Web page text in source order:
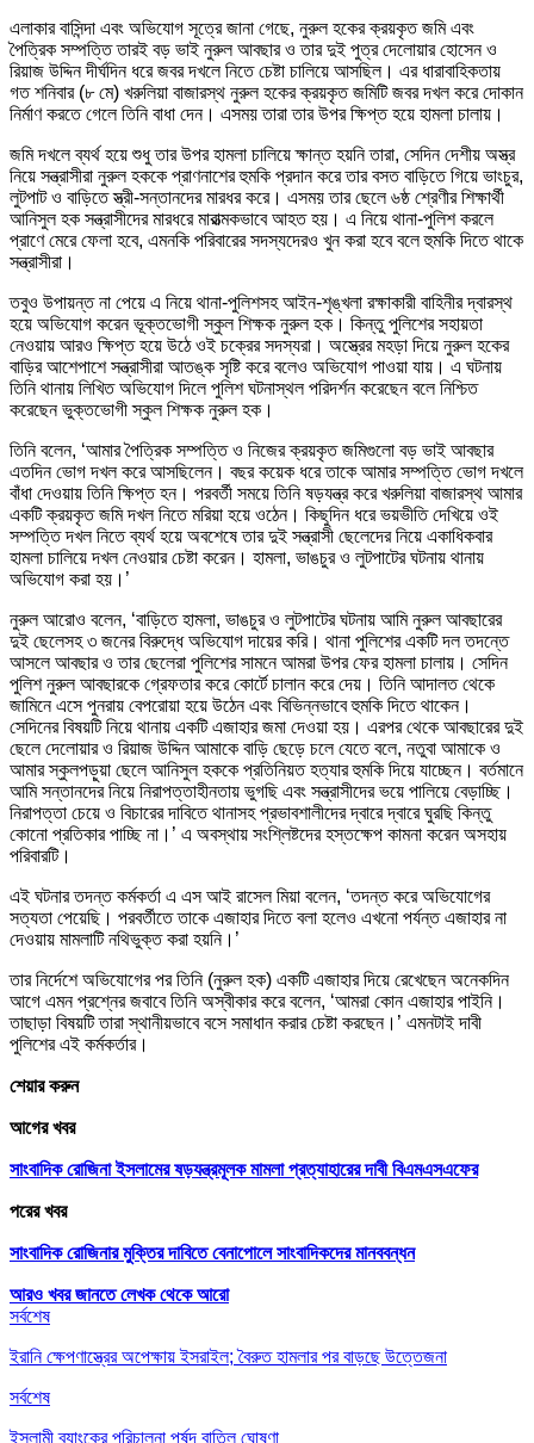
এলাকার বাসিন্দা এবং অভিযোগ সূত্রে জানা গেছে, নুরুল হকের ক্রয়কৃত জমি এবং
পৈত্রিক সম্পত্তি তারই বড় ভাই নুরুল আবছার ও তার দুই পুত্র দেলোয়ার হোসেন ও
রিয়াজ উদ্দিন দীর্ঘদিন ধরে জবর দখলে নিতে চেষ্টা চালিয়ে আসছিল। এর ধারাবাহিকতায়
গত শনিবার (৮ মে) খরুলিয়া বাজারস্থ নুরুল হকের ক্রয়কৃত জমিটি জবর দখল করে দোকান
নির্মাণ করতে গেলে তিনি বাধা দেন। এসময় তারা তার উপর ক্ষিপ্ত হয়ে হামলা চালায়।
জমি দখলে ব্যর্থ হয়ে শুধু তার উপর হামলা চালিয়ে ক্ষান্ত হয়নি তারা, সেদিন দেশীয় অস্ত্র
নিয়ে সন্ত্রাসীরা নুরুল হককে প্রাণনাশের হুমকি প্রদান করে তার বসত বাড়িতে গিয়ে ভাংচুর,
লুটপাট ও বাড়িতে স্ত্রী-সন্তানদের মারধর করে। এসময় তার ছেলে ৬ষ্ঠ শ্রেণীর শিক্ষার্থী
আনিসুল হক সন্ত্রাসীদের মারধরে মারাত্মকভাবে আহত হয়। এ নিয়ে থানা-পুলিশ করলে
প্রাণে মেরে ফেলা হবে, এমনকি পরিবারের সদস্যদেরও খুন করা হবে বলে হুমকি দিতে থাকে
সন্ত্রাসীরা।
তবুও উপায়ন্ত না পেয়ে এ নিয়ে থানা-পুলিশসহ আইন-শৃঙ্খলা রক্ষাকারী বাহিনীর দ্বারস্থ
হয়ে অভিযোগ করেন ভূক্তভোগী স্কুল শিক্ষক নুরুল হক। কিন্তু পুলিশের সহায়তা
নেওয়ায় আরও ক্ষিপ্ত হয়ে উঠে ওই চক্রের সদস্যরা। অস্ত্রের মহড়া দিয়ে নুরুল হকের
বাড়ির আশেপাশে সন্ত্রাসীরা আতঙ্ক সৃষ্টি করে বলেও অভিযোগ পাওয়া যায়। এ ঘটনায়
তিনি থানায় লিখিত অভিযোগ দিলে পুলিশ ঘটনাস্থল পরিদর্শন করেছেন বলে নিশ্চিত
করেছেন ভুক্তভোগী স্কুল শিক্ষক নুরুল হক।
তিনি বলেন, ‘আমার পৈত্রিক সম্পত্তি ও নিজের ক্রয়কৃত জমিগুলো বড় ভাই আবছার
এতদিন ভোগ দখল করে আসছিলেন। বছর কয়েক ধরে তাকে আমার সম্পত্তি ভোগ দখলে
বাঁধা দেওয়ায় তিনি ক্ষিপ্ত হন। পরবর্তী সময়ে তিনি ষড়যন্ত্র করে খরুলিয়া বাজারস্থ আমার
একটি ক্রয়কৃত জমি দখল নিতে মরিয়া হয়ে ওঠেন। কিছুদিন ধরে ভয়ভীতি দেখিয়ে ওই
সম্পত্তি দখল নিতে ব্যর্থ হয়ে অবশেষে তার দুই সন্ত্রাসী ছেলেদের নিয়ে একাধিকবার
হামলা চালিয়ে দখল নেওয়ার চেষ্টা করেন। হামলা, ভাঙচুর ও লুটপাটের ঘটনায় থানায়
অভিযোগ করা হয়।’
নুরুল আরোও বলেন, ‘বাড়িতে হামলা, ভাঙচুর ও লুটপাটের ঘটনায় আমি নুরুল আবছারের
দুই ছেলেসহ ৩ জনের বিরুদ্ধে অভিযোগ দায়ের করি। থানা পুলিশের একটি দল তদন্তে
আসলে আবছার ও তার ছেলেরা পুলিশের সামনে আমরা উপর ফের হামলা চালায়। সেদিন
পুলিশ নুরুল আবছারকে গ্রেফতার করে কোর্টে চালান করে দেয়। তিনি আদালত থেকে
জামিনে এসে পুনরায় বেপরোয়া হয়ে উঠেন এবং বিভিন্নভাবে হুমকি দিতে থাকেন।
সেদিনের বিষয়টি নিয়ে থানায় একটি এজাহার জমা দেওয়া হয়। এরপর থেকে আবছারের দুই
ছেলে দেলোয়ার ও রিয়াজ উদ্দিন আমাকে বাড়ি ছেড়ে চলে যেতে বলে, নতুবা আমাকে ও
আমার স্কুলপড়ুয়া ছেলে আনিসুল হককে প্রতিনিয়ত হত্যার হুমকি দিয়ে যাচ্ছেন। বর্তমানে
আমি সন্তানদের নিয়ে নিরাপত্তাহীনতায় ভুগছি এবং সন্ত্রাসীদের ভয়ে পালিয়ে বেড়াচ্ছি।
নিরাপত্তা চেয়ে ও বিচারের দাবিতে থানাসহ প্রভাবশালীদের দ্বারে দ্বারে ঘুরছি কিন্তু
কোনো প্রতিকার পাচ্ছি না।’ এ অবস্থায় সংশ্লিষ্টদের হস্তক্ষেপ কামনা করেন অসহায়
পরিবারটি।
এই ঘটনার তদন্ত কর্মকর্তা এ এস আই রাসেল মিয়া বলেন, ‘তদন্ত করে অভিযোগের
সত্যতা পেয়েছি। পরবর্তীতে তাকে এজাহার দিতে বলা হলেও এখনো পর্যন্ত এজাহার না
দেওয়ায় মামলাটি নথিভুক্ত করা হয়নি।’
তার নির্দেশে অভিযোগের পর তিনি (নুরুল হক) একটি এজাহার দিয়ে রেখেছেন অনেকদিন
আগে এমন প্রশ্নের জবাবে তিনি অস্বীকার করে বলেন, ‘আমরা কোন এজাহার পাইনি।
তাছাড়া বিষয়টি তারা স্থানীয়ভাবে বসে সমাধান করার চেষ্টা করছেন।’ এমনটাই দাবী
পুলিশের এই কর্মকর্তার।
শেয়ার করুন
আগের খবর
সাংবাদিক রোজিনা ইসলামের ষড়যন্ত্রমূলক মামলা প্রত্যাহারের দাবী বিএমএসএফের
পরের খবর
সাংবাদিক রোজিনার মুক্তির দাবিতে বেনাপোলে সাংবাদিকদের মানববন্ধন
আরও খবর জানতে লেখক থেকে আরো
সর্বশেষ
ইরানি ক্ষেপণাস্ত্রের অপেক্ষায় ইসরাইল; বৈরুত হামলার পর বাড়ছে উত্তেজনা
সর্বশেষ
ইসলামী ব্যাংকের পরিচালনা পর্ষদ বাতিল ঘোষণা